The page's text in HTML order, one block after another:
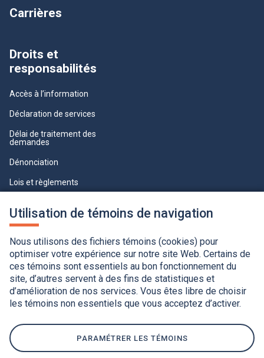
Utilisation de témoins de navigation
Nous utilisons des fichiers témoins (cookies) pour
optimiser votre expérience sur notre site Web. Certains de
ces témoins sont essentiels au bon fonctionnement du
site, d’autres servent à des fins de statistiques et
d’amélioration de nos services. Vous êtes libre de choisir
les témoins non essentiels que vous acceptez d’activer.
PARAMÉTRER LES TÉMOINS
Carrières
Droits et
responsabilités
Accès à l’information
Déclaration de services
Délai de traitement des
demandes
Dénonciation
Lois et règlements
professionnelle
Accessibilité
Application de la Charte de la langue française
Politique de confidentialité
Québec.ca
Ce
une